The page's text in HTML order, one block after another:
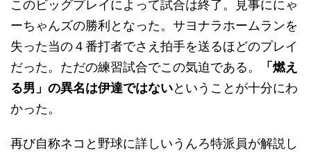
このビッグプレイによって試合は終了。見事ににゃ
ーちゃんズの勝利となった。サヨナラホームランを
失った当の４番打者でさえ拍手を送るほどのプレイ
だった。ただの練習試合でこの気迫である。
「燃え
る男」の異名は伊達ではないということが十分にわ
かった。
再び自称ネコと野球に詳しいうんろ特派員が解説し